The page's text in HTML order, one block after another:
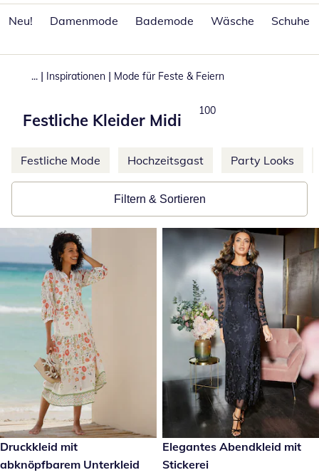
Neu!
Damenmode Bademode Wäsche Schuhe
... | Inspirationen | Mode für Feste & Feiern
Festliche Kleider Midi
Produkte
100
Weitere Kategorien überspringen
Festliche Mode Hochzeitsgast Party Looks
Filtern & Sortieren
79,99 €
Druckkleid mit
abknöpfbarem Unterkleid
219,00 €
Elegantes Abendkleid mit
Stickerei